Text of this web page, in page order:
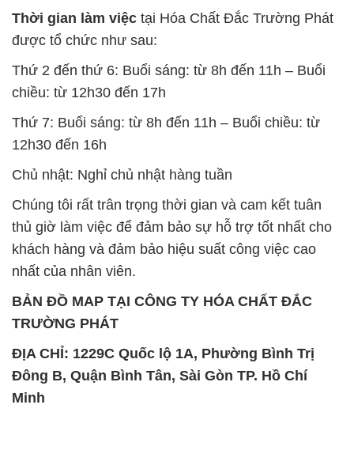
Thời gian làm việc tại Hóa Chất Đắc Trường Phát
được tổ chức như sau:
Thứ 2 đến thứ 6: Buổi sáng: từ 8h đến 11h – Buổi
chiều: từ 12h30 đến 17h
Thứ 7: Buổi sáng: từ 8h đến 11h – Buổi chiều: từ
12h30 đến 16h
Chủ nhật: Nghỉ chủ nhật hàng tuần
Chúng tôi rất trân trọng thời gian và cam kết tuân
thủ giờ làm việc để đảm bảo sự hỗ trợ tốt nhất cho
khách hàng và đảm bảo hiệu suất công việc cao
nhất của nhân viên.
BẢN ĐỒ MAP TẠI CÔNG TY HÓA CHẤT ĐẮC
TRƯỜNG PHÁT
ĐỊA CHỈ: 1229C Quốc lộ 1A, Phường Bình Trị
Đông B, Quận Bình Tân, Sài Gòn TP. Hồ Chí
Minh